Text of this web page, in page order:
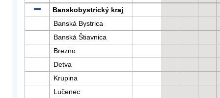
Banskobystrický kraj
Banská Bystrica
Banská Štiavnica
Brezno
Detva
Krupina
Lučenec